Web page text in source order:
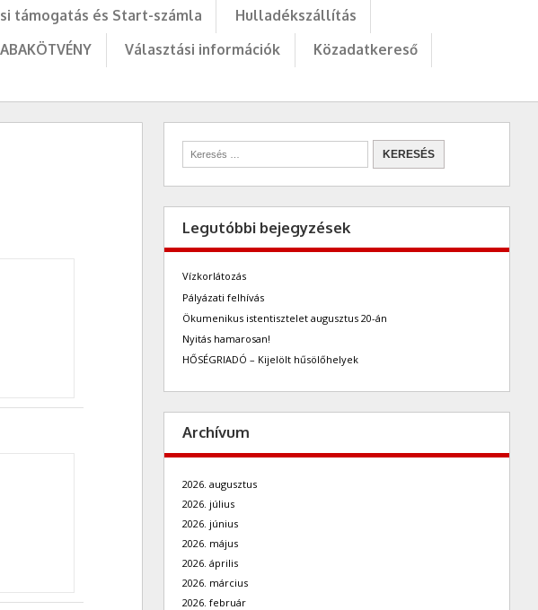
támogatás és Start-számla
Hulladékszállítás
Választási információk
Közadatkereső
Legutóbbi bejegyzések
Vízkorlátozás
Pályázati felhívás
Ökumenikus istentisztelet augusztus 20-án
Nyitás hamarosan!
HŐSÉGRIADÓ – Kijelölt hűsölőhelyek
Archívum
2026. augusztus
2026. július
2026. június
2026. május
2026. április
2026. március
2026. február